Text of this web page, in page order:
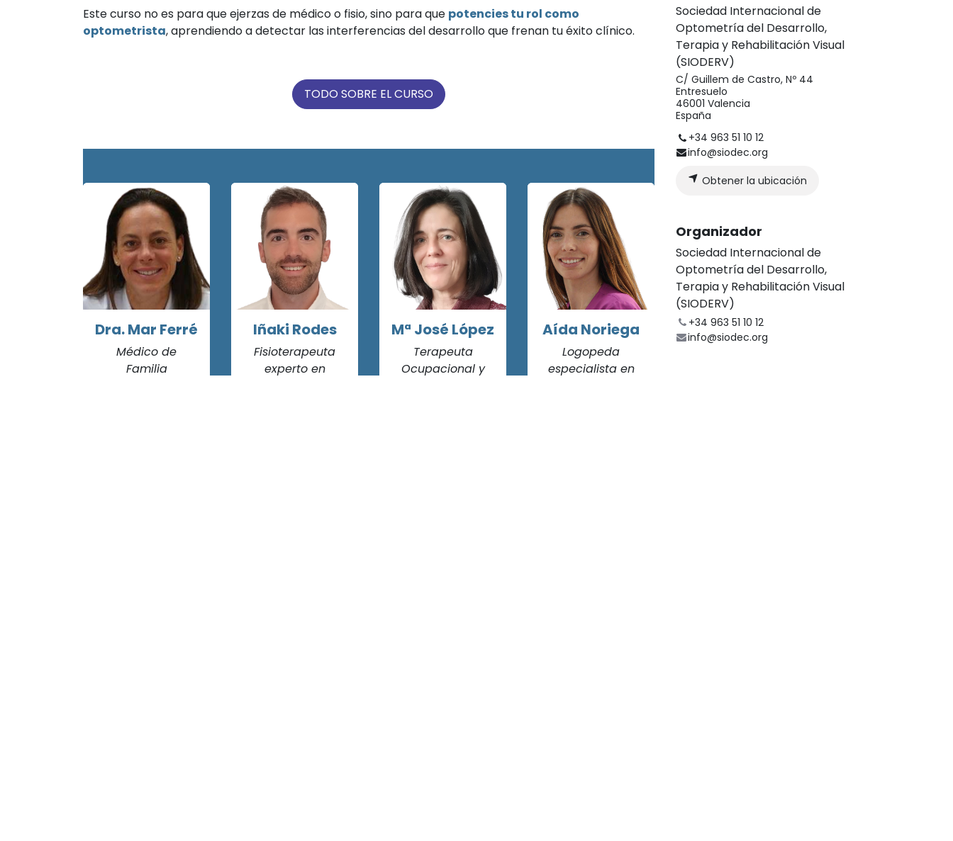
Este curso no es para que ejerzas de médico o fisio, sino para que potencies tu rol como
optometrista, aprendiendo a detectar las interferencias del desarrollo que frenan tu éxito clínico.
TODO SOBRE EL CURSO
Dra. Mar Ferré
Médico de
Familia
Iñaki Rodes
Fisioterapeuta
experto en
Mª José López
Terapeuta
Ocupacional y
Aída Noriega
Logopeda
especialista en
Sociedad Internacional de
Optometría del Desarrollo,
Terapia y Rehabilitación Visual
(SIODERV)
C/ Guillem de Castro, Nº 44
Entresuelo
46001 Valencia
España
+34 963 51 10 12
info@siodec.org
Obtener la ubicación
Organizador
Sociedad Internacional de
Optometría del Desarrollo,
Terapia y Rehabilitación Visual
(SIODERV)
+34 963 51 10 12
info@siodec.org